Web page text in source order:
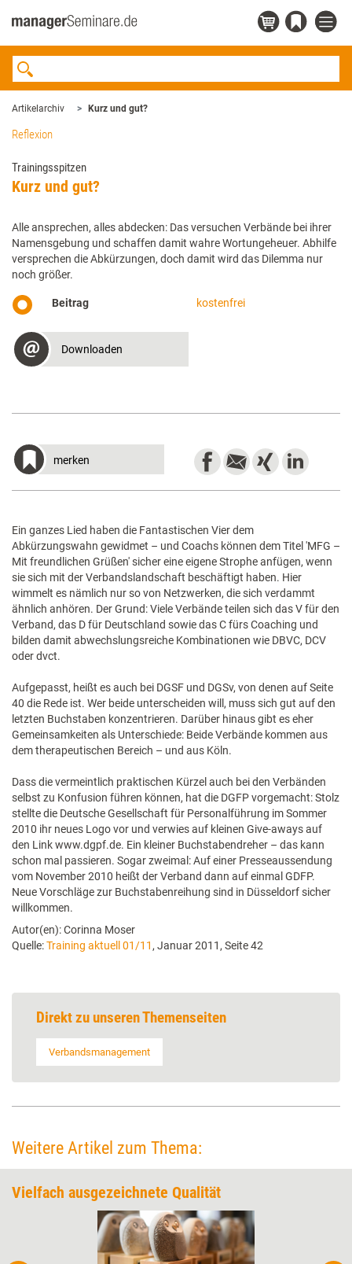
Artikelarchiv Kurz und gut?
Reflexion
Trainingsspitzen
Kurz und gut?
Alle ansprechen, alles abdecken: Das versuchen Verbände bei ihrer
Namensgebung und schaffen damit wahre Wortungeheuer. Abhilfe
versprechen die Abkürzungen, doch damit wird das Dilemma nur
noch größer.
Beitrag kostenfrei
Downloaden
merken
Ein ganzes Lied haben die Fantastischen Vier dem
Abkürzungswahn gewidmet – und Coachs können dem Titel 'MFG –
Mit freundlichen Grüßen' sicher eine eigene Strophe anfügen, wenn
sie sich mit der Verbandslandschaft beschäftigt haben. Hier
wimmelt es nämlich nur so von Netzwerken, die sich verdammt
ähnlich anhören. Der Grund: Viele Verbände teilen sich das V für den
Verband, das D für Deutschland sowie das C fürs Coaching und
bilden damit abwechslungsreiche Kombinationen wie DBVC, DCV
oder dvct.
Aufgepasst, heißt es auch bei DGSF und DGSv, von denen auf Seite
40 die Rede ist. Wer beide unterscheiden will, muss sich gut auf den
letzten Buchstaben konzentrieren. Darüber hinaus gibt es eher
Gemeinsamkeiten als Unterschiede: Beide Verbände kommen aus
dem therapeutischen Bereich – und aus Köln.
Dass die vermeintlich praktischen Kürzel auch bei den Verbänden
selbst zu Konfusion führen können, hat die DGFP vorgemacht: Stolz
stellte die Deutsche Gesellschaft für Personalführung im Sommer
2010 ihr neues Logo vor und verwies auf kleinen Give-aways auf
den Link www.dgpf.de. Ein kleiner Buchstabendreher – das kann
schon mal passieren. Sogar zweimal: Auf einer Presseaussendung
vom November 2010 heißt der Verband dann auf einmal GDFP.
Neue Vorschläge zur Buchstabenreihung sind in Düsseldorf sicher
willkommen.
Autor(en): Corinna Moser
Quelle:Training aktuell 01/11 , Januar 2011, Seite 42
Direkt zu unseren Themenseiten
Verbandsmanagement
Weitere Artikel zum Thema:
Vielfach ausgezeichnete Qualität